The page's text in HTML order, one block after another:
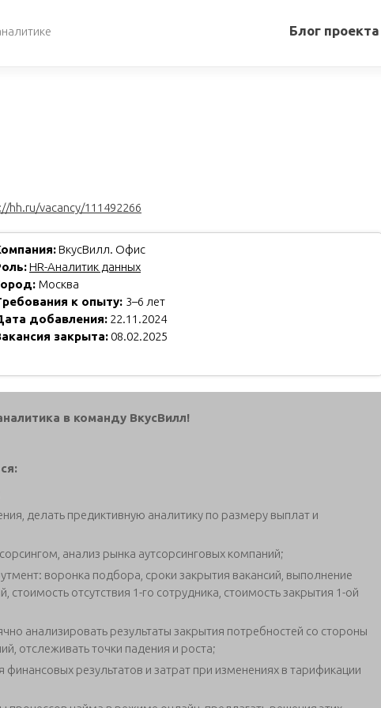
Блог
hh.ru/vacancy/111492266
ВкусВилл. Офис
HR-Аналитик данных
Москва
к опыту: 3–6 лет
добавления: 22.11.2024
закрыта: 08.02.2025
в команду ВкусВилл!
делать предиктивную аналитику по размеру выплат и
анализ рынка аутсорсинговых компаний;
воронка подбора, сроки закрытия вакансий, выполнение
стоимость отсутствия 1-го сотрудника, стоимость закрытия 1-ой
анализировать результаты закрытия потребностей со стороны
отслеживать точки падения и роста;
финансовых результатов и затрат при изменениях в тарификации